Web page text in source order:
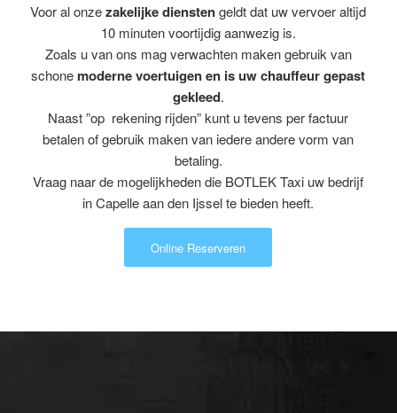
Voor al onzezakelijke dienstengeldt dat uw vervoer altijd
10 minuten voortijdig aanwezig is.
Zoals u van ons mag verwachten maken gebruik van
schone moderne voertuigen en is uw chauffeur gepast
gekleed.
Naast ”op rekening rijden” kunt u tevens per factuur
betalen of gebruik maken van iedere andere vorm van
betaling.
Vraag naar de mogelijkheden die BOTLEK Taxi uw bedrijf
in Capelle aan den Ijssel te bieden heeft.
Online Reserveren